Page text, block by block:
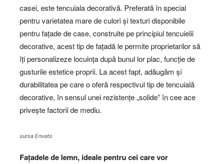
casei, este tencuiala decorativă. Preferată în special
pentru varietatea mare de culori și texturi disponibile
pentru fațade de case, construite pe principiul tencuielii
decorative, acest tip de fațadă le permite proprietarilor să
îți personalizeze locuința după bunul lor plac, funcție de
gusturile estetice proprii. La acest fapt, adăugăm și
durabilitatea pe care o oferă respectivul tip de tencuială
decorative, în sensul unei rezistențe „solide” în cee ace
privește factorii de mediu.
sursa Envato
Fațadele de lemn, ideale pentru cei care vor